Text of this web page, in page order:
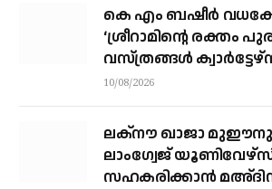
കെ എം ബഷീര്‍
‘ശ്രീറാമിന്റെ രക്തം
വസ്ത്രങ്ങള്‍
കോടതിയില്‍
10/08/2026
ലക്നൗ ഖാജാ
ലാംഗ്വേജ്
സഹകരിക്കാൻ